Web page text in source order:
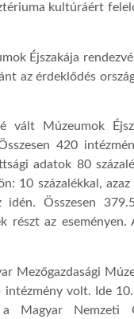
kultúráért
Éjszakája
az érdeklődés
Múzeumok
420
adatok 80
10 százalékkal,
Összesen
részt az
Mezőgazdasági
volt. Ide
a Magyar Nemzeti